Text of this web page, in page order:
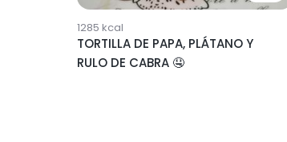
1285 kcal
TORTILLA DE PAPA, PLÁTANO Y
RULO DE CABRA 🤤